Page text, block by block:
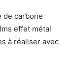
de carbone
effet métal
à réaliser avec